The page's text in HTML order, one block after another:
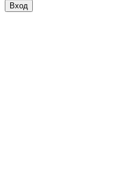
Вход